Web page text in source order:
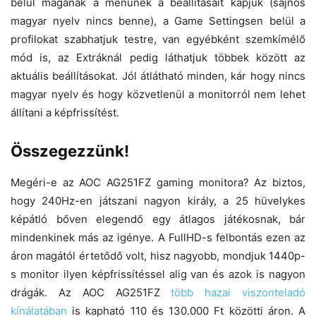
magyar nyelv nincs benne), a Game Settingsen belül a
profilokat szabhatjuk testre, van egyébként szemkímélő
mód is, az Extráknál pedig láthatjuk többek között az
aktuális beállításokat. Jól átlátható minden, kár hogy nincs
magyar nyelv és hogy közvetlenül a monitorról nem lehet
állítani a képfrissítést.
Összegezzünk!
Megéri-e az AOC AG251FZ gaming monitora? Az biztos,
hogy 240Hz-en játszani nagyon király, a 25 hüvelykes
képátló bőven elegendő egy átlagos játékosnak, bár
mindenkinek más az igénye. A FullHD-s felbontás ezen az
áron magától értetődő volt, hisz nagyobb, mondjuk 1440p-
s monitor ilyen képfrissítéssel alig van és azok is nagyon
drágák. Az AOC AG251FZtöbb hazai viszonteladó
kínálatában is kapható 110 és 130.000 Ft közötti áron. A